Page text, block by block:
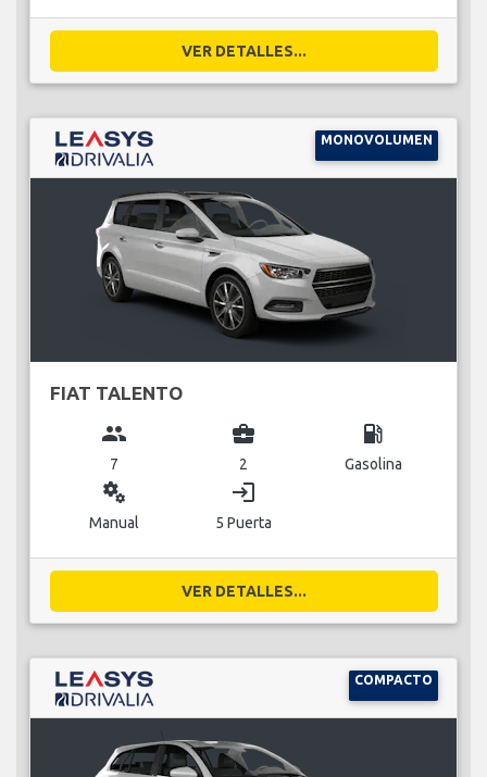
VER DETALLES...
MONOVOLUMEN
FIAT TALENTO
group
7
business_center
2
local_gas_station
Gasolina
miscellaneous_services
Manual
login
5 Puerta
VER DETALLES...
COMPACTO